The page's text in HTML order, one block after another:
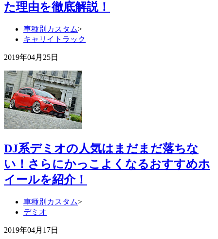
た理由を徹底解説！
車種別カスタム>
キャリイトラック
2019年04月25日
DJ系デミオの人気はまだまだ落ちな
い！さらにかっこよくなるおすすめホ
イールを紹介！
車種別カスタム>
デミオ
2019年04月17日